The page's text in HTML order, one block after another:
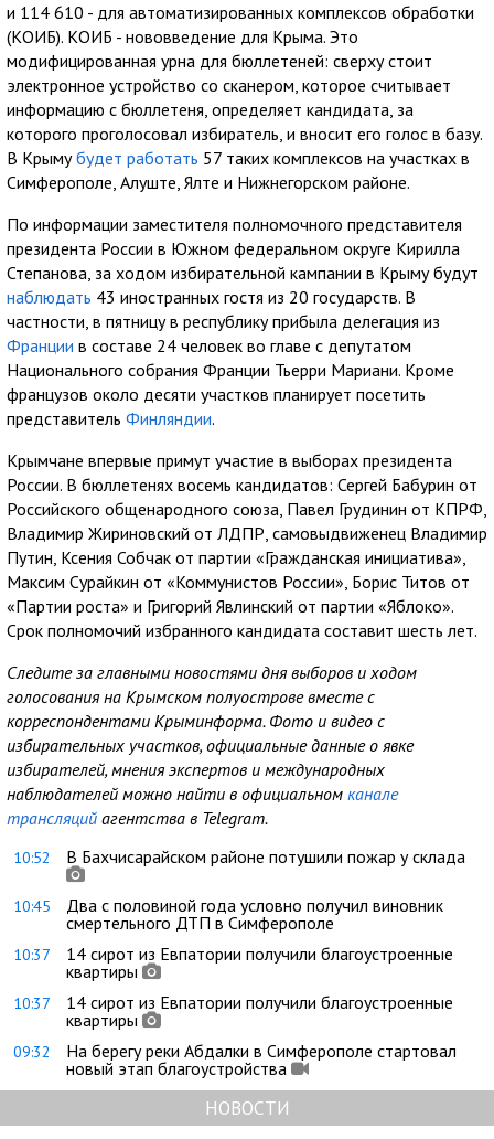
и 114 610 - для автоматизированных комплексов обработки
(КОИБ). КОИБ - нововведение для Крыма. Это
модифицированная урна для бюллетеней: сверху стоит
электронное устройство со сканером, которое считывает
информацию с бюллетеня, определяет кандидата, за
которого проголосовал избиратель, и вносит его голос в базу.
В Крымубудет работать 57 таких комплексов на участках в
Симферополе, Алуште, Ялте и Нижнегорском районе.
По информации заместителя полномочного представителя
президента России в Южном федеральном округе Кирилла
Степанова, за ходом избирательной кампании в Крыму будут
наблюдать 43 иностранных гостя из 20 государств. В
частности, в пятницу в республику прибыла делегация из
Франции в составе 24 человек во главе с депутатом
Национального собрания Франции Тьерри Мариани. Кроме
французов около десяти участков планирует посетить
представитель Финляндии.
Крымчане впервые примут участие в выборах президента
России. В бюллетенях восемь кандидатов: Сергей Бабурин от
Российского общенародного союза, Павел Грудинин от КПРФ,
Владимир Жириновский от ЛДПР, самовыдвиженец Владимир
Путин, Ксения Собчак от партии «Гражданская инициатива»,
Максим Сурайкин от «Коммунистов России», Борис Титов от
«Партии роста» и Григорий Явлинский от партии «Яблоко».
Срок полномочий избранного кандидата составит шесть лет.
Следите за главными новостями дня выборов и ходом
голосования на Крымском полуострове вместе с
корреспондентами Крыминформа. Фото и видео с
избирательных участков, официальные данные о явке
избирателей, мнения экспертов и международных
наблюдателей можно найти в официальном канале
трансляций агентства в Telegram.
10:52 В Бахчисарайском районе потушили пожар у склада
10:45
Два с половиной года условно получил виновник
смертельного ДТП в Симферополе
10:37
14 сирот из Евпатории получили благоустроенные
квартиры
10:37
14 сирот из Евпатории получили благоустроенные
квартиры
09:32
На берегу реки Абдалки в Симферополе стартовал
новый этап благоустройства
НОВОСТИ